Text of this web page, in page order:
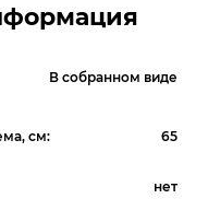
В собранном виде
см: 65
нет